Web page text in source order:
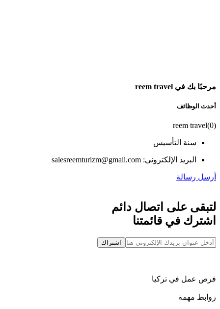
مرحبًا بك في reem travel
أحدث الوظائف
reem travel(0)
سنة التأسيس
البريد الإلكتروني: salesreemturizm@gmail.com
أرسل رسالة
لتبقى على اتصال دائم
اشترك في قائمتنا
اشتراك
فرص عمل في تركيا
روابط مهمة